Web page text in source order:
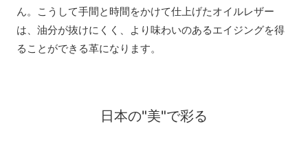
ん。こうして手間と時間をかけて仕上げたオイルレザー
は、油分が抜けにくく、より味わいのあるエイジングを得
ることができる革になります。
日本の"美"で彩る